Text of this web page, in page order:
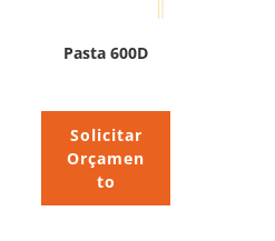
Pasta 600D
Solicitar
Orçamen
to